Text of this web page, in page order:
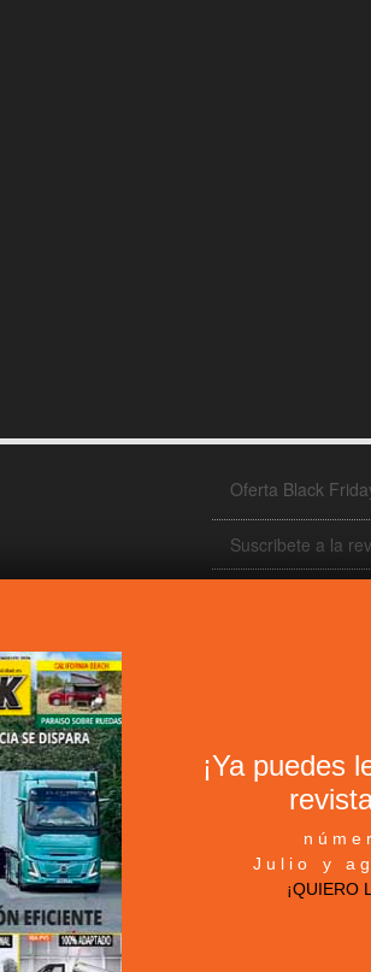
vehículo
Transporte
Oferta Black
Suscribete a la
Política de
Política de Cookies
Clausula de
¡Ya puedes
Julio y
¡QUIERO